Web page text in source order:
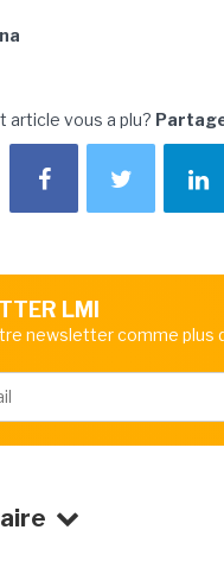
article vous a plu?
LMI
newsletter comme plus